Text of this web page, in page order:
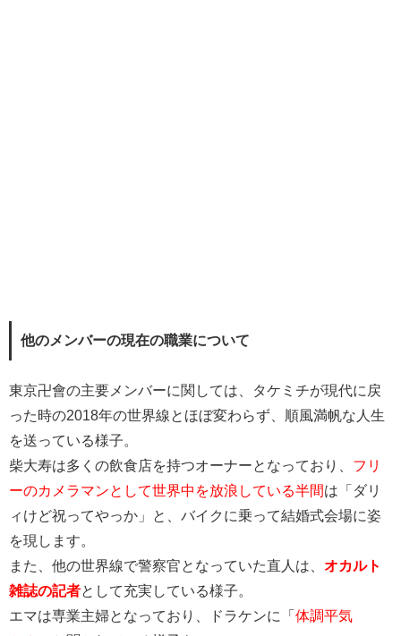
他のメンバーの現在の職業について
東京卍會の主要メンバーに関しては、タケミチが現代に戻
った時の2018年の世界線とほぼ変わらず、順風満帆な人生
を送っている様子。
柴大寿は多くの飲食店を持つオーナーとなっており、 フリ
ーのカメラマンとして世界中を放浪している半間は「ダリ
ィけど祝ってやっか」と、バイクに乗って結婚式会場に姿
を現します。
また、他の世界線で警察官となっていた直人は、 オカルト
雑誌の記者として充実している様子。
エマは専業主婦となっており、ドラケンに「 体調平気